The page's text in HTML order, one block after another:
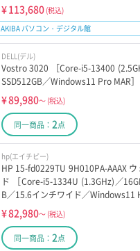
¥113,680 (税込)
AKIBA パソコン・デジタル館
DELL(デル)
Vostro 3020 ［Core-i5-13400
SSD512GB／Windows11 Pro MAR］
¥89,980～ (税込)
同一商品： 2点
hp(エイチピー)
HP 15-fd0229TU 9H010PA-AAAX
ド ［Core-i5-1334U (1.3GHz)／
B／15.6インチワイド／Windows11
¥82,980～ (税込)
同一商品： 2点